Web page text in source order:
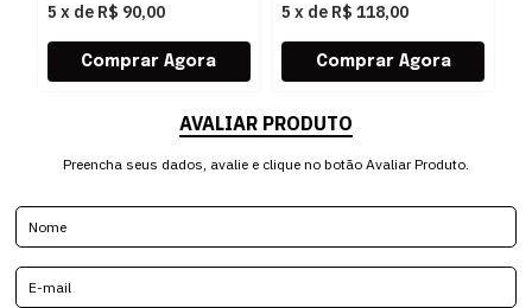
5 x de R$ 90,00 5 x de R$ 118,00
AVALIAR PRODUTO
Preencha seus dados, avalie e clique no botão Avaliar Produto.